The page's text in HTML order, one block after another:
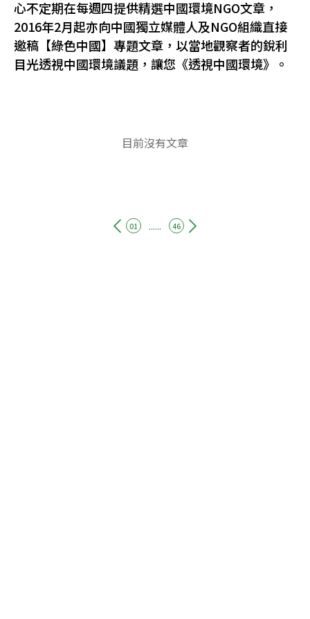
心不定期在每週四提供精選中國環境NGO文章，
2016年2月起亦向中國獨立媒體人及NGO組織直接
邀稿【綠色中國】專題文章，以當地觀察者的銳利
目光透視中國環境議題，讓您《透視中國環境》。
目前沒有文章
01 ...... 46